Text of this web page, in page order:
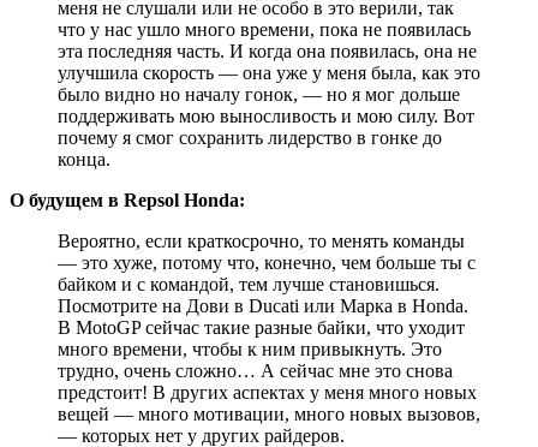
меня не слушали или не особо в это верили, так
что у нас ушло много времени, пока не появилась
эта последняя часть. И когда она появилась, она не
улучшила скорость — она уже у меня была, как это
было видно но началу гонок, — но я мог дольше
поддерживать мою выносливость и мою силу. Вот
почему я смог сохранить лидерство в гонке до
конца.
О будущем в Repsol Honda:
Вероятно, если краткосрочно, то менять команды
— это хуже, потому что, конечно, чем больше ты с
байком и с командой, тем лучше становишься.
Посмотрите на Дови в Ducati или Марка в Honda.
В MotoGP сейчас такие разные байки, что уходит
много времени, чтобы к ним привыкнуть. Это
трудно, очень сложно… А сейчас мне это снова
предстоит! В других аспектах у меня много новых
вещей — много мотивации, много новых вызовов,
— которых нет у других райдеров.